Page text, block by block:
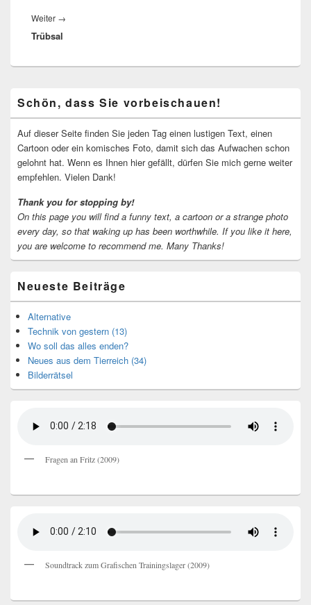
Weiter →
Trübsal
Seitenleisten-
Widgetbereich
Schön, dass Sie vorbeischauen!
Auf dieser Seite finden Sie jeden Tag einen lustigen Text, einen
Cartoon oder ein komisches Foto, damit sich das Aufwachen schon
gelohnt hat. Wenn es Ihnen hier gefällt, dürfen Sie mich gerne weiter
empfehlen. Vielen Dank!
Thank you for stopping by!
On this page you will find a funny text, a cartoon or a strange photo
every day, so that waking up has been worthwhile. If you like it here,
you are welcome to recommend me. Many Thanks!
Neueste Beiträge
Alternative
Technik von gestern (13)
Wo soll das alles enden?
Neues aus dem Tierreich (34)
Bilderrätsel
Fragen an Fritz (2009)
Soundtrack zum Grafischen Trainingslager (2009)